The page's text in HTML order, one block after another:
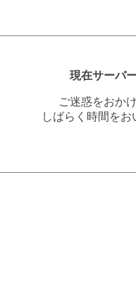
現在サーバ
ご迷惑をおか
しばらく時間を